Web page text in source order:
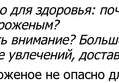
для здоровья:
внимание?
увлечений,
не опасно